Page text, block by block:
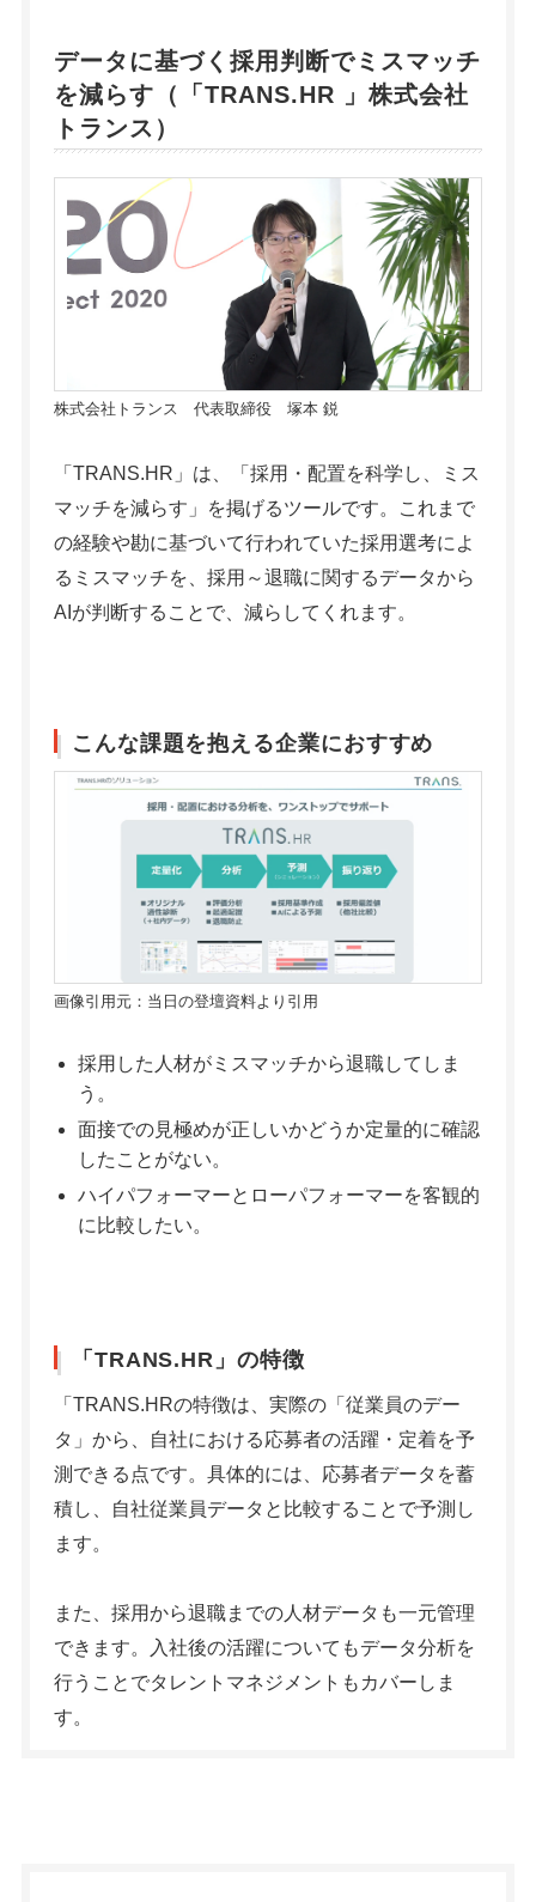
データに基づく採用判断でミスマッチ
を減らす（「TRANS.HR 」株式会社
トランス）
株式会社トランス 代表取締役 塚本 鋭
「TRANS.HR」は、「採用・配置を科学し、ミス
マッチを減らす」を掲げるツールです。これまで
の経験や勘に基づいて行われていた採用選考によ
るミスマッチを、採用～退職に関するデータから
AIが判断することで、減らしてくれます。
こんな課題を抱える企業におすすめ
画像引用元：当日の登壇資料より引用
採用した人材がミスマッチから退職してしま
う。
面接での見極めが正しいかどうか定量的に確認
したことがない。
ハイパフォーマーとローパフォーマーを客観的
に比較したい。
「TRANS.HR」の特徴
「TRANS.HRの特徴は、実際の「従業員のデー
タ」から、自社における応募者の活躍・定着を予
測できる点です。具体的には、応募者データを蓄
積し、自社従業員データと比較することで予測し
ます。
また、採用から退職までの人材データも一元管理
できます。入社後の活躍についてもデータ分析を
行うことでタレントマネジメントもカバーしま
す。